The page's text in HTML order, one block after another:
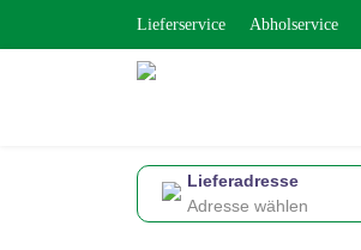
Lieferservice Abholservice
Lieferadresse
Adresse wählen